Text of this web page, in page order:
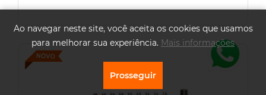
Ao navegar neste site, você aceita os cookies que usamos
para melhorar sua experiência. Mais informações
Prosseguir